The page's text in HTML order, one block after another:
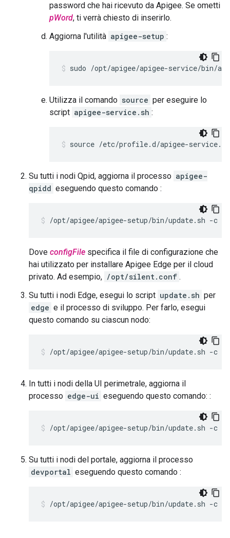
password che hai ricevuto da Apigee. Se ometti
pWord, ti verrà chiesto di inserirlo.
Aggiorna l'utilità apigee-setup :
sudo /opt/apigee/apigee-service/bin/
Utilizza il comando source per eseguire lo
script apigee-service.sh :
source /etc/profile.d/apigee-service.sh
Su tutti i nodi Qpid, aggiorna il processo apigee-
qpidd eseguendo questo comando :
/opt/apigee/apigee-setup/bin/update.sh -c
Dove configFile specifica il file di configurazione che
hai utilizzato per installare Apigee Edge per il cloud
privato. Ad esempio, /opt/silent.conf .
Su tutti i nodi Edge, esegui lo script update.sh per
edge e il processo di sviluppo. Per farlo, esegui
questo comando su ciascun nodo:
/opt/apigee/apigee-setup/bin/update.sh -c
In tutti i nodi della UI perimetrale, aggiorna il
processo edge-ui eseguendo questo comando: :
/opt/apigee/apigee-setup/bin/update.sh -c
Su tutti i nodi del portale, aggiorna il processo
devportal eseguendo questo comando :
/opt/apigee/apigee-setup/bin/update.sh -c